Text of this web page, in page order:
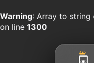
Warning: Array to string
on line 1300